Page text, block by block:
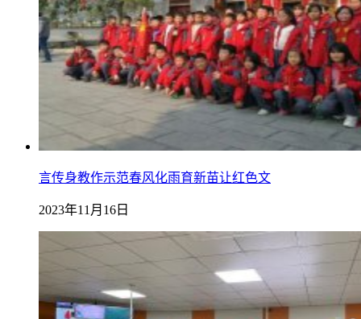
言传身教作示范春风化雨育新苗让红色文
2023年11月16日